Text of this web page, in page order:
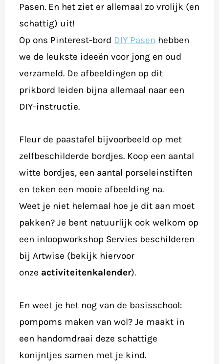
Pasen. En het ziet er allemaal zo vrolijk (en
schattig) uit!
Op ons Pinterest-bord DIY Pasen hebben
we de leukste ideeën voor jong en oud
verzameld. De afbeeldingen op dit
prikbord leiden bijna allemaal naar een
DIY-instructie. ​
Fleur de paastafel bijvoorbeeld op met
zelfbeschilderde bordjes. Koop een aantal
witte bordjes, een aantal porseleinstiften
en teken een mooie afbeelding na.
Weet je niet helemaal hoe je dit aan moet
pakken? Je bent natuurlijk ook welkom op
een inloopworkshop Servies beschilderen
bij Artwise (bekijk hiervoor
onze activiteitenkalender).
En weet je het nog van de basisschool:
pompoms maken van wol? Je maakt in
een handomdraai deze schattige
konijntjes samen met je kind.